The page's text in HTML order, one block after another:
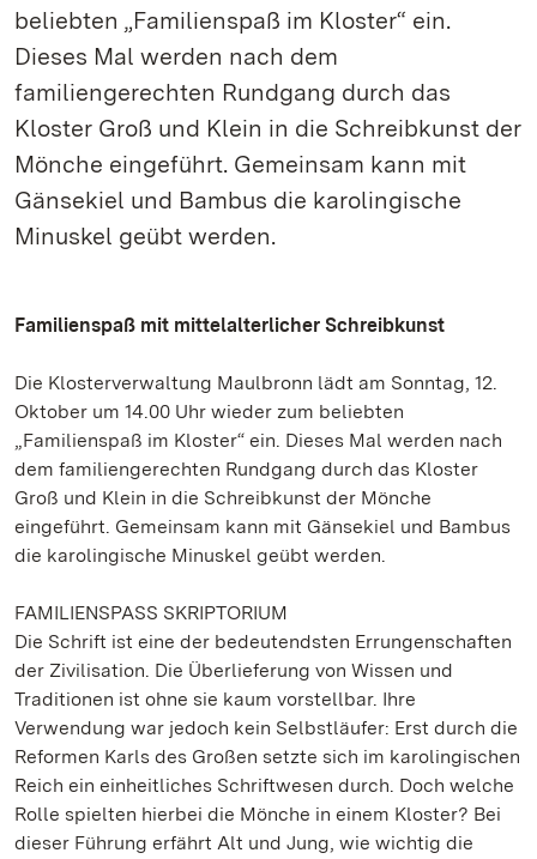
beliebten „Familienspaß im Kloster“ ein.
Dieses Mal werden nach dem
familiengerechten Rundgang durch das
Kloster Groß und Klein in die Schreibkunst der
Mönche eingeführt. Gemeinsam kann mit
Gänsekiel und Bambus die karolingische
Minuskel geübt werden.
Familienspaß mit mittelalterlicher Schreibkunst
Die Klosterverwaltung Maulbronn lädt am Sonntag, 12.
Oktober um 14.00 Uhr wieder zum beliebten
„Familienspaß im Kloster“ ein. Dieses Mal werden nach
dem familiengerechten Rundgang durch das Kloster
Groß und Klein in die Schreibkunst der Mönche
eingeführt. Gemeinsam kann mit Gänsekiel und Bambus
die karolingische Minuskel geübt werden.
FAMILIENSPASS SKRIPTORIUM
Die Schrift ist eine der bedeutendsten Errungenschaften
der Zivilisation. Die Überlieferung von Wissen und
Traditionen ist ohne sie kaum vorstellbar. Ihre
Verwendung war jedoch kein Selbstläufer: Erst durch die
Reformen Karls des Großen setzte sich im karolingischen
Reich ein einheitliches Schriftwesen durch. Doch welche
Rolle spielten hierbei die Mönche in einem Kloster? Bei
dieser Führung erfährt Alt und Jung, wie wichtig die